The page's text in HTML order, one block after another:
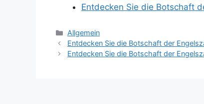
Entdecken Sie die Botschaft
Categories
Allgemein
Entdecken Sie die Botschaft der
Entdecken Sie die Botschaft der